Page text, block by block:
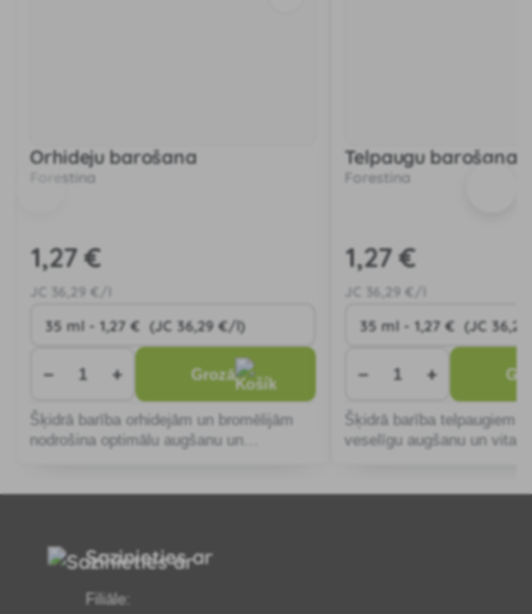
Orhideju barošana
Forestina
1,27 €
36 ,29 €/l
− + Grozā
Šķidrā barība orhidejām un bromēlijām
nodrošina optimālu augšanu un
Telpaugu barošana
Forestina
1,27 €
36 ,29 €/l
− +
Šķidrā barība telpaugiem
veselīgu augšanu un
Sazinieties ar
Filiāle: